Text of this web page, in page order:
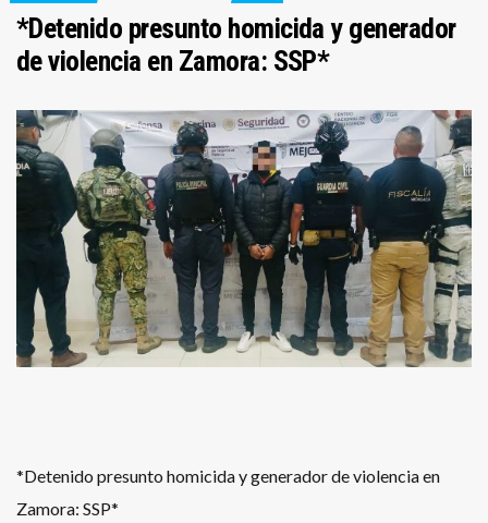
*Detenido presunto homicida y generador
de violencia en Zamora: SSP*
*Detenido presunto homicida y generador de violencia en
Zamora: SSP*